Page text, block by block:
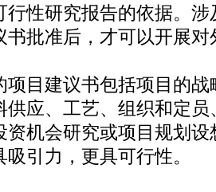
行性研究报告的依据。
书批准后，才可以开展对
建议书包括项目的战
供应、工艺、组织和定
资机会研究或项目规划
引力，更具可行性。